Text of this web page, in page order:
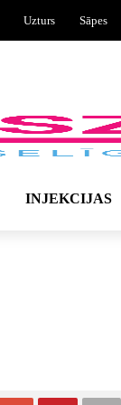
Uzturs Sāpes
INJEKCIJAS